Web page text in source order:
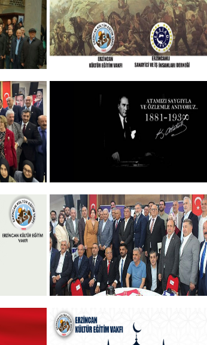
+
ERZINCAN VE TÜM SEHITLERI
ANMA PROGRAMI
+
10 KASIM
+
Vakfımızdan Teşekkür Belgesi
Takdim Programı